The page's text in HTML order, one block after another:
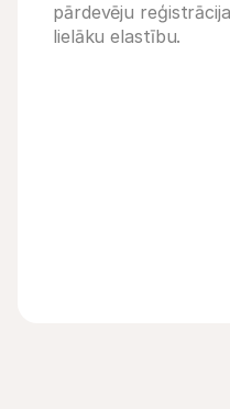
pārdevēju
lielāku elastību.